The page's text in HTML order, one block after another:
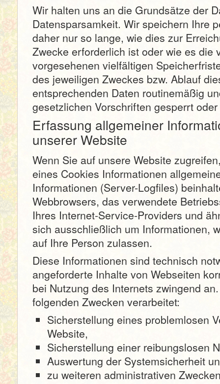
Wir halten uns an die Grundsätze der
Datensparsamkeit. Wir speichern Ihre
daher nur so lange, wie dies zur
Zwecke erforderlich ist oder wie es die
vorgesehenen vielfältigen
des jeweiligen Zweckes bzw. Ablauf
entsprechenden Daten routinemäßig
gesetzlichen Vorschriften gesperrt
Erfassung allgemeiner
unserer Website
Wenn Sie auf unsere Website
eines Cookies Informationen
Informationen (Server-Logfiles)
Webbrowsers, das verwendete
Ihres Internet-Service-Providers und
sich ausschließlich um Informationen,
auf Ihre Person zulassen.
Diese Informationen sind technisch
angeforderte Inhalte von Webseiten
bei Nutzung des Internets zwingend
folgenden Zwecken verarbeitet:
Sicherstellung eines problemlosen
Website,
Sicherstellung einer reibungslosen
Auswertung der Systemsicherheit
zu weiteren administrativen